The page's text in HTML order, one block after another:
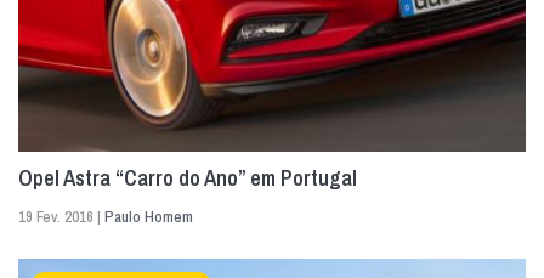
Opel Astra “Carro do Ano” em Portugal
19 Fev. 2016 | Paulo Homem